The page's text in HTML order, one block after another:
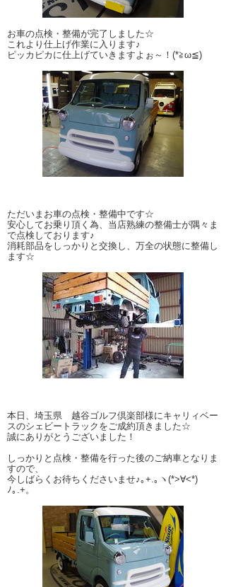
お車の点検・整備が完了しました☆
これより仕上げ作業に入ります♪
ピッカピカに仕上げていきますよぉ～！(*≧ω≦)
ただいまお車の点検・整備中です☆
安心してお乗り頂く為、当店熟練の整備士が隅々ま
で点検しております♪
消耗部品をしっかりと交換し、万全の状態に整備し
ます☆
本日、埼玉県 越谷ゴルフ倶楽部様にキャリィベー
スのシェビートラックをご成約頂きました☆
誠にありがとうございました！
しっかりと点検・整備を行った後のご納車となりま
すので、
今しばらくお待ちくださいませ♪｡+.｡ヽ(*>∀<*)
ﾉ｡.+。